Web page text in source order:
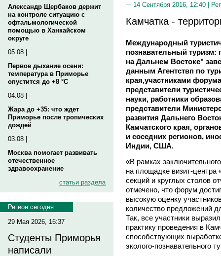
Александр Щербаков держит
на контроле ситуацию с
офтальмологической
помощью в Ханкайском
округе
05.08 |
Первое дыхание осени:
температура в Приморье
опустится до +8 °C
04.08 |
Жара до +35: что ждет
Приморье после тропических
дождей
03.08 |
Москва помогает развивать
отечественное
здравоохранение
статьи раздела
Регион сегодня
29 Мая 2026, 16:37
Студенты Приморья
написали
14 Сентября 2016, 12:40 |
Камчатка -
Международный
познавательный
на Дальнем Востоке"
данным Агентствп по
края,участниками
представители
науки, работники
представители
развития Дальнего
Камчатского края,
и соседних регионов,
Индии, США.
«В рамках
на площадке визит-центра
секций и круглых столов
отмечено, что форум
высокую оценку
количество предложений
Так, все участники
практику проведения в
способствующих
эколого-познавательного